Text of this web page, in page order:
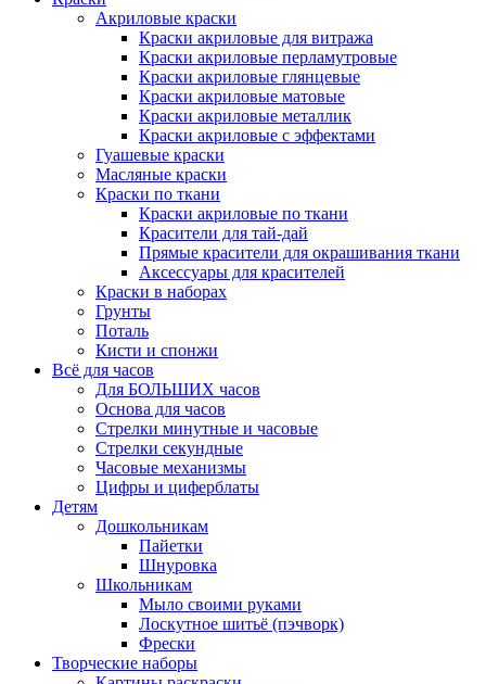
Акриловые краски
Краски акриловые для витража
Краски акриловые перламутровые
Краски акриловые глянцевые
Краски акриловые матовые
Краски акриловые металлик
Краски акриловые с эффектами
Гуашевые краски
Масляные краски
Краски по ткани
Краски акриловые по ткани
Красители для тай-дай
Прямые красители для окрашивания ткани
Аксессуары для красителей
Краски в наборах
Грунты
Поталь
Кисти и спонжи
Всё для часов
Для БОЛЬШИХ часов
Основа для часов
Стрелки минутные и часовые
Стрелки секундные
Часовые механизмы
Цифры и циферблаты
Детям
Дошкольникам
Пайетки
Шнуровка
Школьникам
Мыло своими руками
Лоскутное шитьё (пэчворк)
Фрески
Творческие наборы